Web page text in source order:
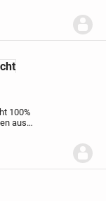
195/70-14,
65-14,
50-16,
100%
aus